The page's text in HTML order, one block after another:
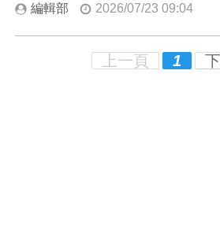
編輯部 2026/07/23 09:04
上一頁 1